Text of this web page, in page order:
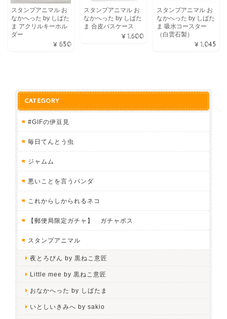
スタンプアニマル お
なかへった by しばた
ま アクリルキーホル
ダー
¥650
スタンプアニマル お
なかへった by しばた
ま 合皮パスケース
¥1,600
スタンプアニマル お
なかへった by しばた
ま 吸水コースター
（白雲石製）
¥1,045
CATEGORY
#GIFの伊豆見
毎日てんとう虫
ジャムム
悪いことを言うパンダ
これからしかられるネコ
【郵便局限定ガチャ】 ガチャポス
スタンプアニマル
夜とろびん by 黒ねこ意匠
Little mee by 黒ねこ意匠
おなかへった by しばたま
いとしいきみへ by sakio